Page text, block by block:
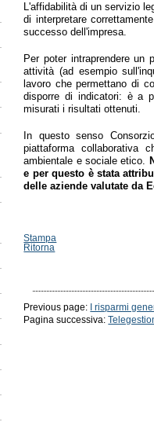
L'affidabilità di un servizio
di interpretare
successo dell'impresa.
Per poter intraprendere un
attività (ad esempio
lavoro che permettano di
disporre di indicatori: è a
misurati i risultati ottenuti.
In questo senso
piattaforma collaborativa
ambientale e sociale etico.
e per questo è stata
delle aziende valutate da
Stampa
Ritorna
Previous page:
I risparmi
Pagina successiva: